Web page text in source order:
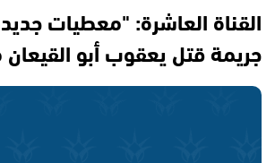
القناة العاشرة: "معطيات
جريمة قتل يعقوب أبو القيعان